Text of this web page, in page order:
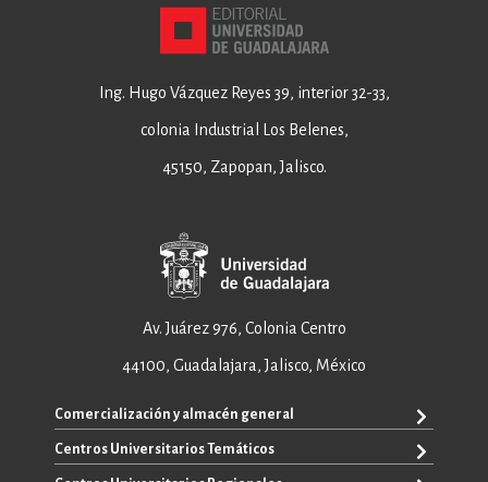
Ing. Hugo Vázquez Reyes 39, interior 32-33,
colonia Industrial Los Belenes,
45150, Zapopan, Jalisco.
Av. Juárez 976, Colonia Centro
44100, Guadalajara, Jalisco, México
Comercialización y almacén general
+52 33 3640 6326
Centros Universitarios Temáticos